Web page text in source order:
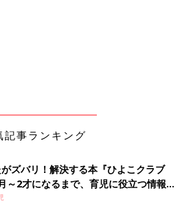
事ランキング
ズバリ！解決する本『ひよこクラブ
2才になるまで、育児に役立つ情報が